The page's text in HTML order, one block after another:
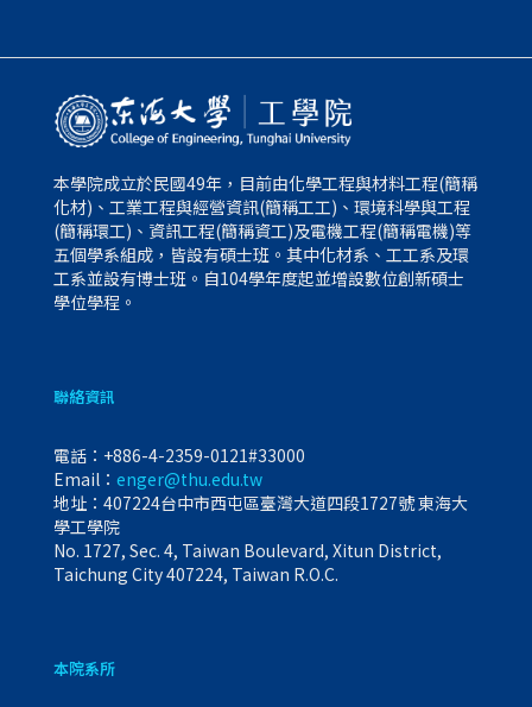
本學院成立於民國49年，目前由化學工程與材料工程(簡稱
化材)、工業工程與經營資訊(簡稱工工)、環境科學與工程
(簡稱環工)、資訊工程(簡稱資工)及電機工程(簡稱電機)等
五個學系組成，皆設有碩士班。其中化材系、工工系及環
工系並設有博士班。自104學年度起並增設數位創新碩士
學位學程。
聯絡資訊
電話： +886-4-2359-0121#33000
Email： enger@thu.edu.tw
地址：407224台中市西屯區臺灣大道四段1727號 東海大
學工學院
No. 1727, Sec. 4, Taiwan Boulevard, Xitun District,
Taichung City 407224, Taiwan R.O.C.
本院系所